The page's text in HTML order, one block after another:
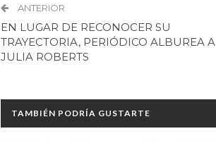
ANTERIOR
EN LUGAR DE RECONOCER SU
TRAYECTORIA, PERIÓDICO ALBUREA A
JULIA ROBERTS
TAMBIÉN PODRÍA GUSTARTE